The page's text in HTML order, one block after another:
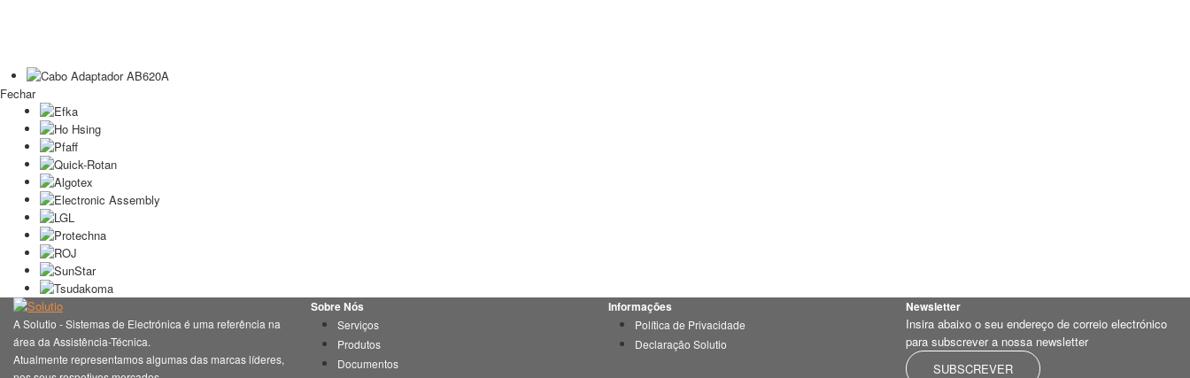
Fechar
A Solutio - Sistemas de Electrónica é uma referência na
área da Assistência-Técnica.
Atualmente representamos algumas das marcas líderes,
Sobre Nós
Serviços
Produtos
Documentos
Informações
Política de Privacidade
Declaração Solutio
Newsletter
Insira abaixo o seu endereço de correio electrónico
para subscrever a nossa newsletter
SUBSCREVER